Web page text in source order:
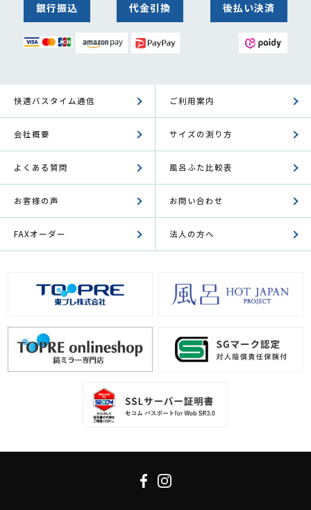
銀行振込 代金引換 後払い決済
快適バスタイム通信 ご利用案内
会社概要 サイズの測り方
よくある質問 風呂ふた比較表
お客様の声 お問い合わせ
FAXオーダー 法人の方へ